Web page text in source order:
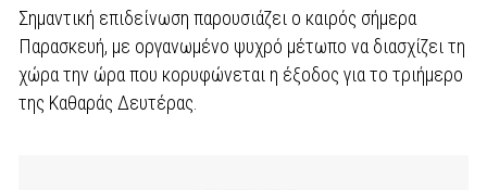
Σημαντική επιδείνωση παρουσιάζει ο καιρός σήμερα
Παρασκευή, με οργανωμένο ψυχρό μέτωπο να διασχίζει τη
χώρα την ώρα που κορυφώνεται η έξοδος για το τριήμερο
της Καθαράς Δευτέρας.